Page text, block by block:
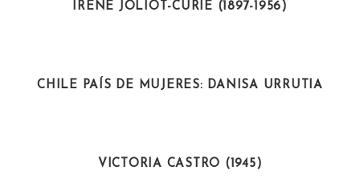
IRÈNE JOLIOT-CURIE (1897-1956)
CHILE PAÍS DE MUJERES: DANISA URRUTIA
VICTORIA CASTRO (1945)